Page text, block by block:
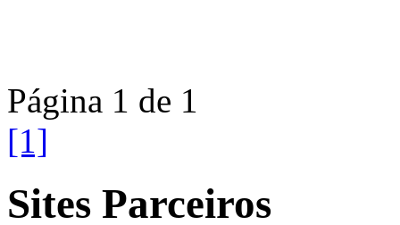
Página 1 de 1
[1]
Sites Parceiros